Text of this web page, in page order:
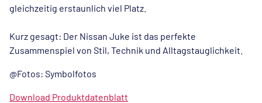
gleichzeitig erstaunlich viel Platz.
Kurz gesagt: Der Nissan Juke ist das perfekte
Zusammenspiel von Stil, Technik und Alltagstauglichkeit.
@Fotos: Symbolfotos
Download Produktdatenblatt